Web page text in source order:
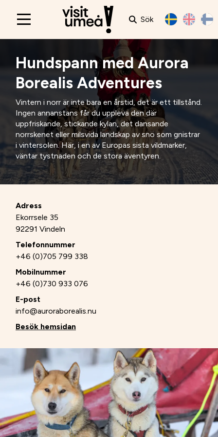
Main
Sök
Hundspann med Aurora
Borealis Adventures
Vintern i norr är inte bara en årstid, det är ett tillstånd.
Ingen annanstans får du uppleva den där
uppfriskande, stickande kylan, det dansande
norrskenet eller milsvida landskap av snö som gnistrar
i vintersolen. Här, i en av Europas sista vildmarker,
väntar tystnaden och de stora äventyren.
Adress
Ekorrsele 35
92291 Vindeln
Telefonnummer
+46 (0)705 799 338
Mobilnummer
+46 (0)730 933 076
E-post
info@auroraborealis.nu
Besök hemsidan